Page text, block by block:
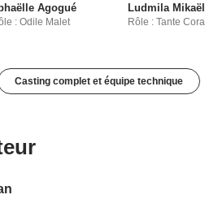
Agogué
: Odile Malet
Ludmila Mikaël
Rôle : Tante Cora
Casting complet et équipe technique